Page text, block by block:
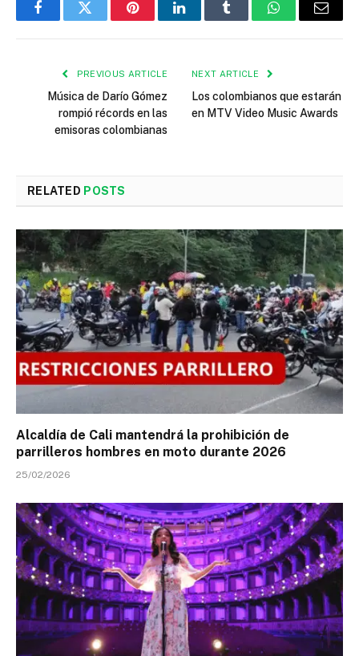
FacebookTwitter PinterestLinkedInTumblr WhatsAppEmail
PREVIOUS ARTICLE
Música de Darío Gómez
rompió récords en las
emisoras colombianas
NEXT ARTICLE
Los colombianos que estarán
en MTV Video Music Awards
RELATED POSTS
Alcaldía de Cali mantendrá la prohibición de
parrilleros hombres en moto durante 2026
25/02/2026